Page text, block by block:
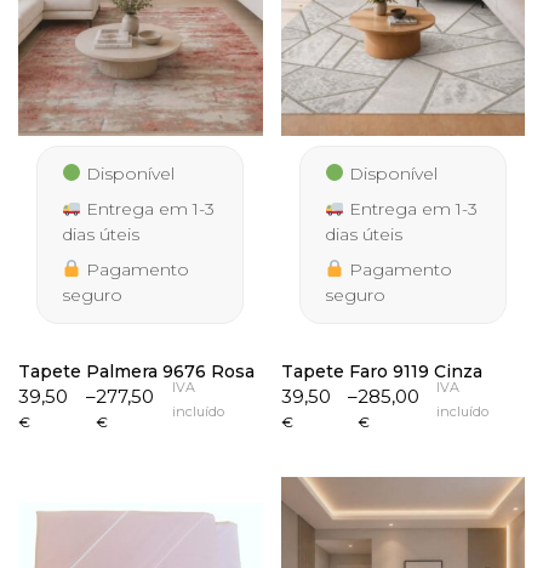
Disponível
Entrega em 1-3
dias úteis
Pagamento
seguro
Tapete Palmera 9676 Rosa
39,50
€
–277,50
€
Price
range:
IVA
incluído
Disponível
Entrega em 1-3
dias úteis
Pagamento
seguro
Tapete Faro 9119 Cinza
39,50
€
–285,00
€
Price
range:
285,00 €
IVA
incluído